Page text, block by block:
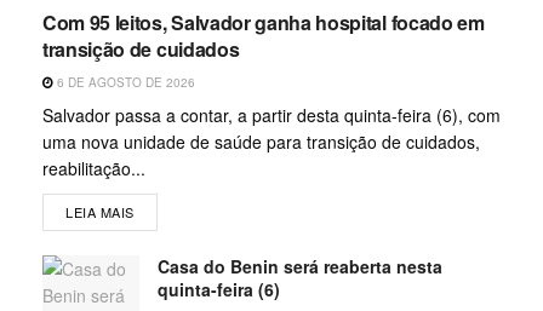
Com 95 leitos, Salvador ganha hospital focado em
transição de cuidados
6 DE AGOSTO DE 2026
Salvador passa a contar, a partir desta quinta-feira (6), com
uma nova unidade de saúde para transição de cuidados,
reabilitação...
LEIA MAIS
Casa do Benin será reaberta nesta
quinta-feira (6)